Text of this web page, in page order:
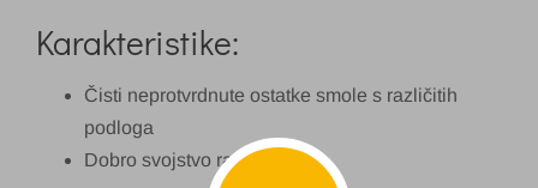
Karakteristike:
Čisti neprotvrdnute ostatke smole s različitih
podloga
Dobro svojstvo razrjeđivanja